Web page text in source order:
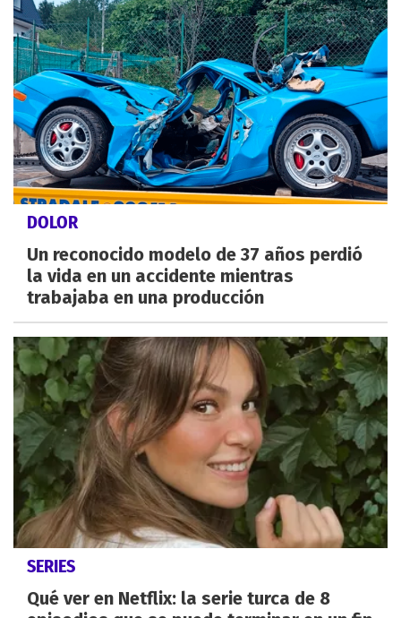
DOLOR
Un reconocido modelo de 37 años perdió
la vida en un accidente mientras
trabajaba en una producción
SERIES
Qué ver en Netflix: la serie turca de 8